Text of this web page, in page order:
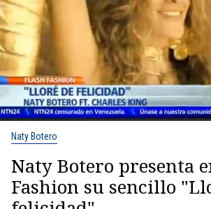
Naty Botero
Naty Botero presenta
Fashion su sencillo